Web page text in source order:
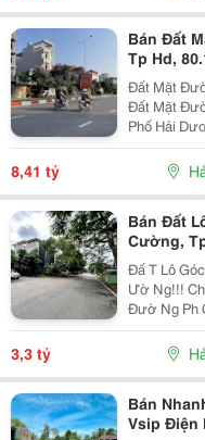
Bán Đất
Tp Hd,
Đất Mặt Đường
Đất Mặt
Phố Hải Dương - Diện Tích 80.1M2, Mặt
Hướng Tây Bắc - Đằng Trước Mặt Là
Chính
8,41 tỷ
Bán Đất
Cường,
Tốt Chỉ
Đấ T Lô
Ườ Ng!!! Chính Ch Ủ C Ầ N Bán Lô Đấ T Góc 2 M Ặ T
Đườ Ng Ph
Thành Ph Ố H Ả I D Ươ
3,3 tỷ
Bán
Vsip Điện